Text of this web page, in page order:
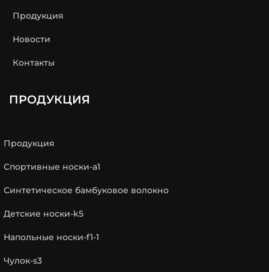
Продукция
Новости
Контакты
ПРОДУКЦИЯ
Продукция
Спортивные носки-a1
Синтетическое бамбуковое волокно
Детские носки-k5
Напольные носки-f1-1
Чулок-s3